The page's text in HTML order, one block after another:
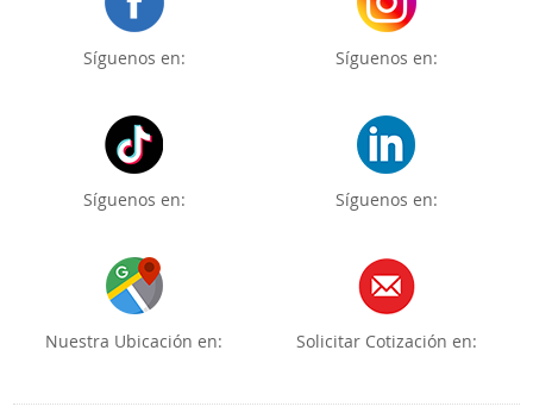
Síguenos en: Síguenos en:
Síguenos en: Síguenos en:
Nuestra Ubicación en: Solicitar Cotización en: